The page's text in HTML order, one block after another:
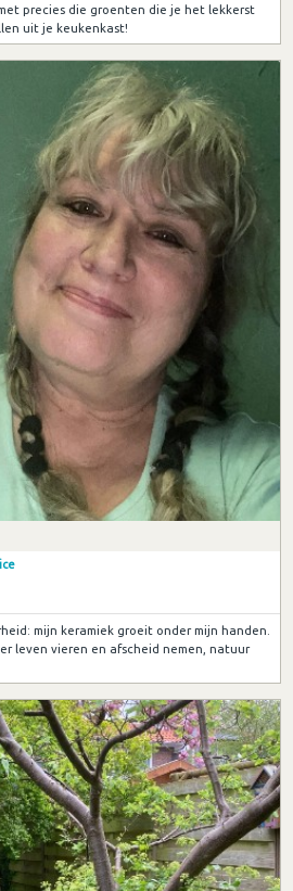
precies die groenten die je het lekkerst
uit je keukenkast!
mijn keramiek groeit onder mijn handen.
leven vieren en afscheid nemen, natuur